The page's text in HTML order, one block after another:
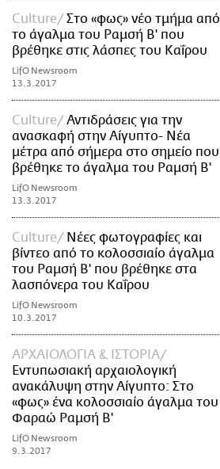
Culture
Στο «φως» νέο τμήμα από
το άγαλμα του Ραμσή Β' που
βρέθηκε στις λάσπες του Καΐρου
LifO Newsroom
13.3.2017
Culture
Αντιδράσεις για την
ανασκαφή στην Αίγυπτο- Νέα
μέτρα από σήμερα στο σημείο που
βρέθηκε το άγαλμα του Ραμσή Β'
LifO Newsroom
13.3.2017
Culture
Νέες φωτογραφίες και
βίντεο από το κολοσσιαίο άγαλμα
του Ραμσή Β' που βρέθηκε στα
λασπόνερα του Καΐρου
LifO Newsroom
10.3.2017
ΑΡΧΑΙΟΛΟΓΙΑ & ΙΣΤΟΡΙΑ
Εντυπωσιακή αρχαιολογική
ανακάλυψη στην Αίγυπτο: Στο
«φως» ένα κολοσσιαίο άγαλμα του
Φαραώ Ραμσή Β'
LifO Newsroom
9.3.2017